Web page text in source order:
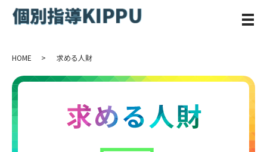
メ
HOME 求める人財